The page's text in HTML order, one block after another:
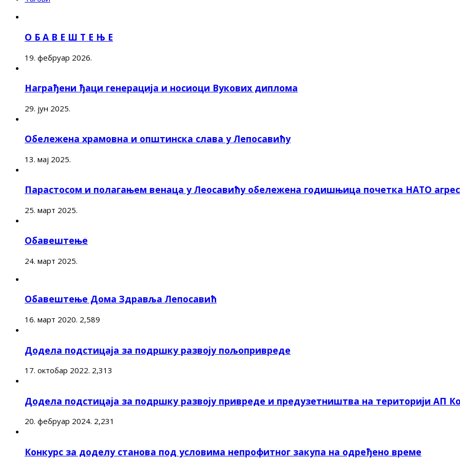
О Б А В Е Ш Т Е Њ Е
19. фебруар 2026.
Награђени ђаци генерација и носиоци Вукових диплома
29. јун 2025.
Обележена храмовна и општинска слава у Лепосавићу
13. мај 2025.
Парастосом и полагањем венаца у Леосавићу обележена годишњица почетка НАТО
25. март 2025.
Обавештење
24. март 2025.
Обавештење Дома Здравља Лепосавић
16. март 2020. 2,589
Додела подстицаја за подршку развоју пољопривреде
17. октобар 2022. 2,313
Додела подстицаја за подршку развоју привреде и предузетништва на територији АП
20. фебруар 2024. 2,231
Конкурс за доделу станова под условима непрофитног закупа на одређено време